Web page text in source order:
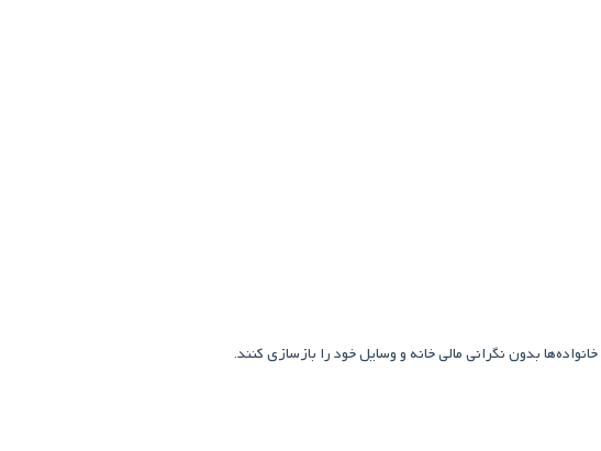
خانواده‌ها بدون نگرانی مالی خانه و وسایل خود را بازسازی کنند.